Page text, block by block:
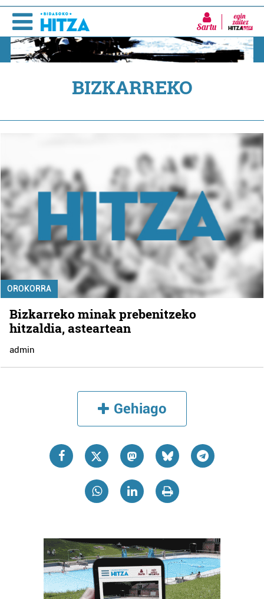
Sartu
BIZKARREKO
OROKORRA
Bizkarreko minak prebenitzeko
hitzaldia, asteartean
admin
Gehiago